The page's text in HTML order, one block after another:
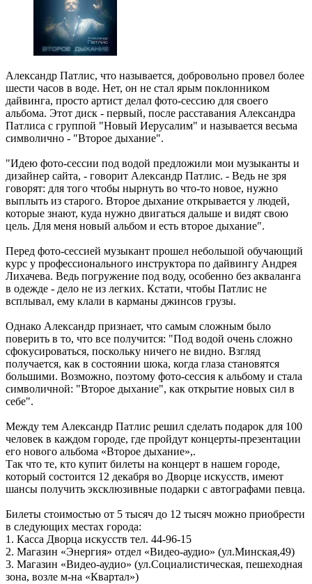
Александр Патлис, что называется, добровольно провел более
шести часов в воде. Нет, он не стал ярым поклонником
дайвинга, просто артист делал фото-сессию для своего
альбома. Этот диск - первый, после расставания Александра
Патлиса с группой "Новый Иерусалим" и называется весьма
символично - "Второе дыхание".
"Идею фото-сессии под водой предложили мои музыканты и
дизайнер сайта, - говорит Александр Патлис. - Ведь не зря
говорят: для того чтобы нырнуть во что-то новое, нужно
выплыть из старого. Второе дыхание открывается у людей,
которые знают, куда нужно двигаться дальше и видят свою
цель. Для меня новый альбом и есть второе дыхание".
Перед фото-сессией музыкант прошел небольшой обучающий
курс у профессионального инструктора по дайвингу Андрея
Лихачева. Ведь погружение под воду, особенно без акваланга
в одежде - дело не из легких. Кстати, чтобы Патлис не
всплывал, ему клали в карманы джинсов грузы.
Однако Александр признает, что самым сложным было
поверить в то, что все получится: "Под водой очень сложно
сфокусироваться, поскольку ничего не видно. Взгляд
получается, как в состоянии шока, когда глаза становятся
большими. Возможно, поэтому фото-сессия к альбому и стала
символичной: "Второе дыхание", как открытие новых сил в
себе".
Между тем Александр Патлис решил сделать подарок для 100
человек в каждом городе, где пройдут концерты-презентации
его нового альбома «Второе дыхание»,.
Так что те, кто купит билеты на концерт в нашем городе,
который состоится 12 декабря во Дворце искусств, имеют
шансы получить эксклюзивные подарки с автографами певца.
Билеты стоимостью от 5 тысяч до 12 тысяч можно приобрести
в следующих местах города:
1. Касса Дворца искусств тел. 44-96-15
2. Магазин «Энергия» отдел «Видео-аудио» (ул.Минская,49)
3. Магазин «Видео-аудио» (ул.Социалистическая, пешеходная
зона, возле м-на «Квартал»)